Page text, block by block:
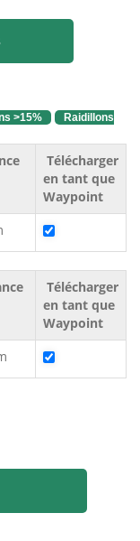
>15%
Raidillons
Télécharger
en tant que
Waypoint
Télécharger
en tant que
Waypoint